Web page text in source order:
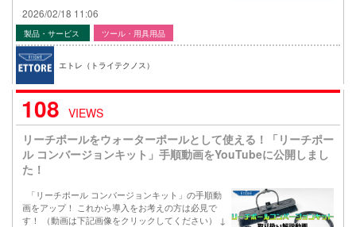
2026/02/18 11:06
製品・サービス ツール・用具用品
エトレ（トライテクノス）
108 VIEWS
リーチポールをウォーターポールとして使える！「リーチポー
ル コンバージョンキット」手順動画をYouTubeに公開しまし
た！
「リーチポール コンバージョンキット」の手順動
画をアップ！ これから導入をお考えの方は必見で
す！ （動画は下記画像をクリックしてください） ↓